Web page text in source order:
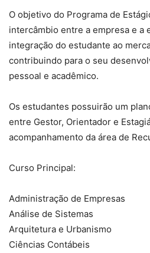
O objetivo do Programa de
intercâmbio entre a empresa e a
integração do estudante ao
contribuindo para o seu
pessoal e acadêmico.
Os estudantes possuirão um
entre Gestor, Orientador e
acompanhamento da área de
Curso Principal:
Administração de Empresas
Análise de Sistemas
Arquitetura e Urbanismo
Ciências Contábeis